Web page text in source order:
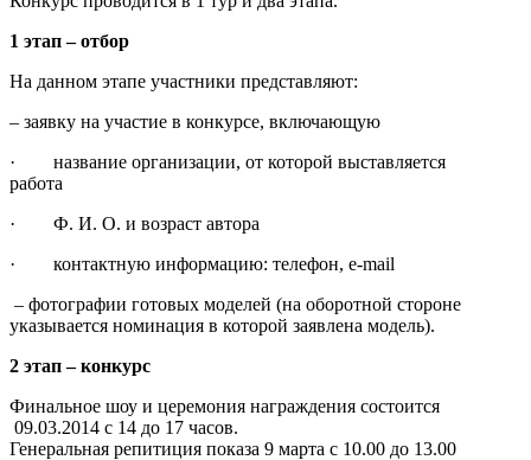
1 этап – отбор
На данном этапе участники представляют:
– заявку на участие в конкурсе, включающую
· название организации, от которой выставляется
работа
· Ф. И. О. и возраст автора
· контактную информацию: телефон, e-mail
– фотографии готовых моделей (на оборотной стороне
указывается номинация в которой заявлена модель).
2 этап – конкурс
Финальное шоу и церемония награждения состоится
09.03.2014 с 14 до 17 часов.
Генеральная репитиция показа 9 марта с 10.00 до 13.00